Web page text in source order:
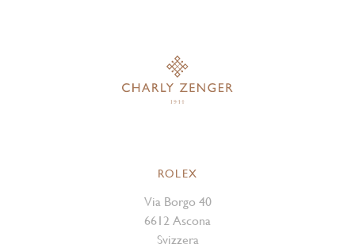
ROLEX
Via Borgo 40
6612 Ascona
Svizzera